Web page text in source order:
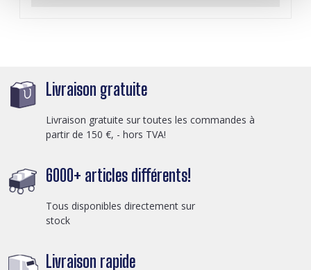
Livraison gratuite
Livraison gratuite sur toutes les commandes à
partir de 150 €, - hors TVA!
6000+ articles différents!
Tous disponibles directement sur
stock
Livraison rapide